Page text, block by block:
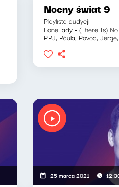
Nocny świat 9
Playlista audycji:
LoneLady - (There Is)
PPJ, Pàula, Povoa,
25 marca 2021